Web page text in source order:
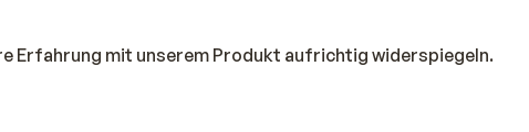
Erfahrung mit unserem Produkt aufrichtig widerspiegeln.